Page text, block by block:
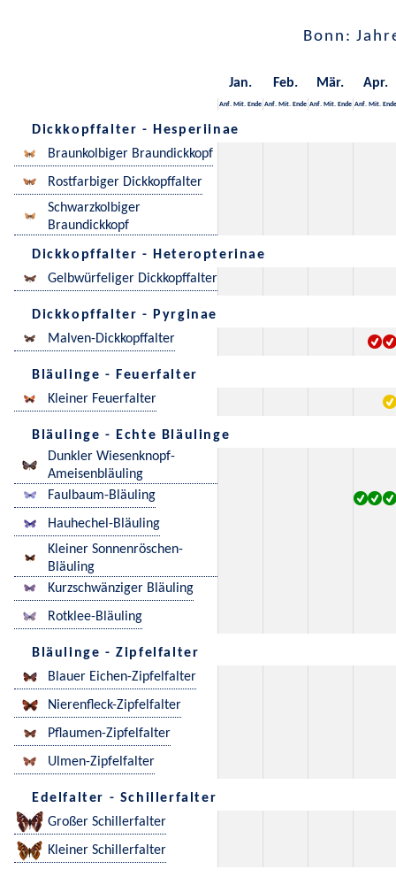
Bonn:
Jan. Feb. Mär. Apr.
Anf. Mit. Ende Anf. Mit. Ende Anf. Mit. Ende Anf. Mit. Ende
Dickkopffalter - Hesperiinae
Braunkolbiger Braundickkopf
Rostfarbiger Dickkopffalter
Schwarzkolbiger
Braundickkopf
Dickkopffalter - Heteropterinae
Gelbwürfeliger Dickkopffalter
Dickkopffalter - Pyrginae
Malven-Dickkopffalter
Bläulinge - Feuerfalter
Kleiner Feuerfalter
Bläulinge - Echte Bläulinge
Dunkler Wiesenknopf-
Ameisenbläuling
Faulbaum-Bläuling
Hauhechel-Bläuling
Kleiner Sonnenröschen-
Bläuling
Kurzschwänziger Bläuling
Rotklee-Bläuling
Bläulinge - Zipfelfalter
Blauer Eichen-Zipfelfalter
Nierenfleck-Zipfelfalter
Pflaumen-Zipfelfalter
Ulmen-Zipfelfalter
Edelfalter - Schillerfalter
Großer Schillerfalter
Kleiner Schillerfalter